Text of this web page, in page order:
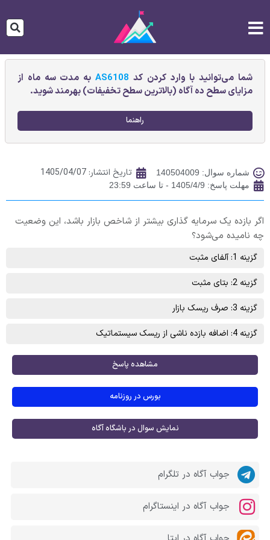
شما می‌توانید با وارد کردن کد AS6108به مدت سه ماه از
مزایای سطح ده آگاه (بالاترین سطح تخفیفات) بهرمند شوید.
راهنما
شماره سوال: 140504009 تاریخ انتشار: 1405/04/07
مهلت پاسخ: 1405/4/9 - تا ساعت 23:59
اگر بازده یک سرمایه‌ گذاری بیشتر از شاخص بازار باشد، این وضعیت
چه نامیده می‌شود؟
گزینه 1: آلفای مثبت
گزینه 2: بتای مثبت
گزینه 3: صرف ریسک بازار
گزینه 4: اضافه بازده ناشی از ریسک سیستماتیک
مشاهده پاسخ
بورس در روزنامه
نمایش سوال در باشگاه آگاه
جواب آگاه در تلگرام
جواب آگاه در اینستاگرام